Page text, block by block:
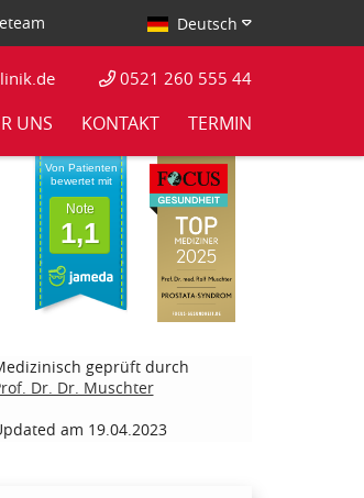
Deutsch
UNS KONTAKT TERMIN
0521 260 555 44
Von Patienten
bewertet mit
Note
1,1
geprüft durch
Dr. Dr. Muschter
am 19.04.2023